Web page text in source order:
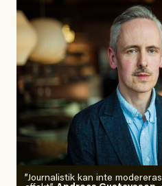
”Journalistik kan inte